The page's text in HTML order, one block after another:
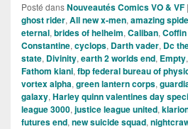
Posté dansNouveautés Comics VO & VF |
ghost rider, All new x-men, amazing
eternal, brides of helheim, Caliban,
Constantine, cyclops, Darth vader, Dc
state, Divinity, earth 2 worlds end, Empty,
Fathom kiani, fbp federal bureau of
vortex alpha, green lantern corps,
galaxy, Harley quinn valentines day
league 3000, justice league united,
futures end, new suicide squad,